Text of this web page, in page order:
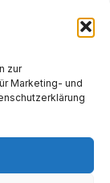
zur
Marketing- und